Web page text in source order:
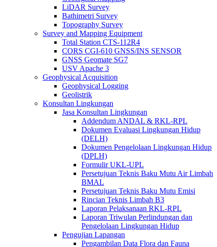
LiDAR Survey
Bathimetri Survey
Topography Survey
Survey and Mapping Equipment
Total Station CTS-112R4
CORS CGI-610 GNSS/INS SENSOR
GNSS Geomate SG7
USV Apache 3
Geophysical Acquisition
Geophysical Logging
Geolistrik
Konsultan Lingkungan
Jasa Konsultan Lingkungan
Addendum ANDAL & RKL-RPL
Dokumen Evaluasi Lingkungan Hidup
(DELH)
Dokumen Pengelolaan Lingkungan Hidup
(DPLH)
Formulir UKL-UPL
Persetujuan Teknis Baku Mutu Air Limbah
BMAL
Persetujuan Teknis Baku Mutu Emisi
Rincian Teknis Limbah B3
Laporan Pelaksanaan RKL-RPL
Laporan Triwulan Perlindungan dan
Pengelolaan Lingkungan Hidup
Pengujian Lapangan
Pengambilan Data Flora dan Fauna